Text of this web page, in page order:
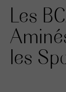
Les
les